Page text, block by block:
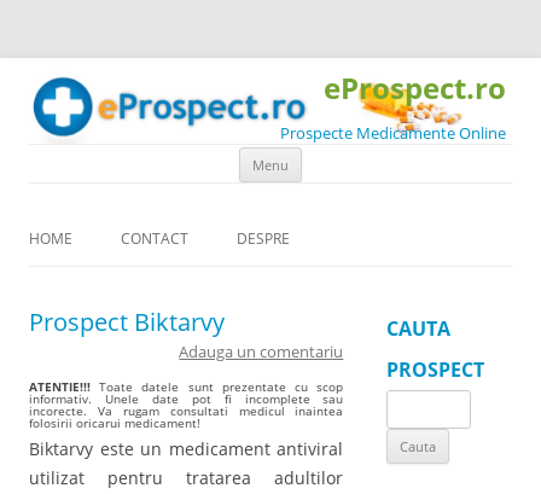
eProspect.ro
Prospecte Medicamente Online
Menu
HOME CONTACT DESPRE
Prospect Biktarvy
Adauga un comentariu
ATENTIE!!! Toate datele sunt prezentate cu scop
informativ. Unele date pot fi incomplete sau
incorecte. Va rugam consultati medicul inaintea
folosirii oricarui medicament!
Biktarvy este un medicament antiviral
utilizat pentru tratarea adultilor
CAUTA
PROSPECT
for: